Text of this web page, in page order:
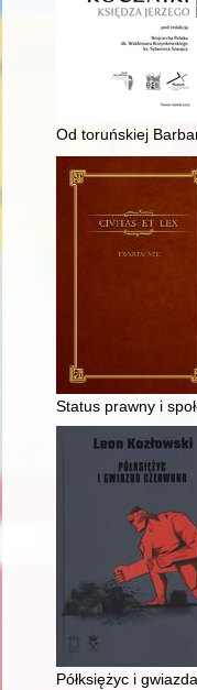
Od toruńskiej
Status prawny i
Półksiężyc i